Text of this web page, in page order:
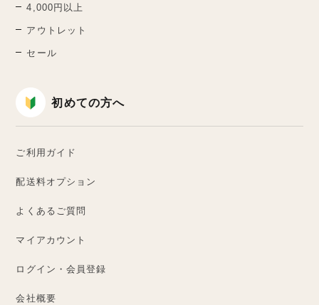
4,000円以上
アウトレット
セール
初めての方へ
ご利用ガイド
配送料オプション
よくあるご質問
マイアカウント
ログイン・会員登録
会社概要